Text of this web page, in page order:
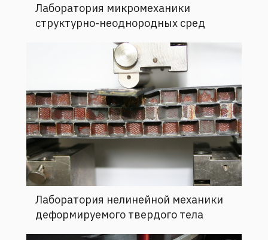
Лаборатория микромеханики
структурно-неоднородных сред
Лаборатория нелинейной механики
деформируемого твердого тела